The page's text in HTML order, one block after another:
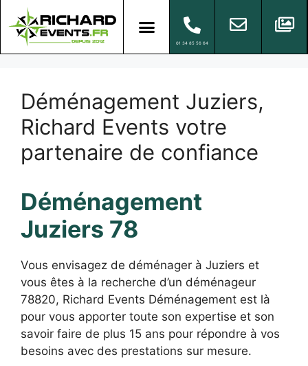
01 34 85 56 64
Déménagement Juziers,
Richard Events votre
partenaire de confiance
Déménagement
Juziers 78
Vous envisagez de déménager à Juziers et
vous êtes à la recherche d’un déménageur
78820, Richard Events Déménagement est là
pour vous apporter toute son expertise et son
savoir faire de plus 15 ans pour répondre à vos
besoins avec des prestations sur mesure.